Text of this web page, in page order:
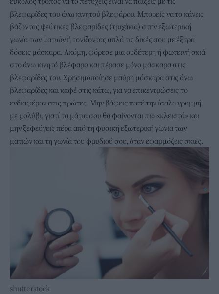
βλεφαρίδες του άνω κινητού βλεφάρου. Μπορείς να το κάνεις
βάζοντας ψεύτικες βλεφαρίδες (τριχάκια) στην εξωτερική
γωνία των ματιών ή τονίζοντας απλά τις δικές σου με έξτρα
δόσεις μάσκαρα. Ακόμη, φόρεσε μια ουδέτερη ή φωτεινή σκιά
στο άνω κινητό βλέφαρο και πέρασε μόνο μάσκαρα στις
βλεφαρίδες του. Χρησιμοποίησε μαύρη μάσκαρα στις άνω
βλεφαρίδες και καφέ στις κάτω, για να επικεντρώσεις το
ενδιαφέρον στις πρώτες. Μην βάφεις ποτέ την ίσαλο γραμμή
με μολύβι, γιατί τα μάτια σου θα φαίνονται πιο «κλειστά» και
μην ξεφεύγεις πέρα από τη φυσική εξωτερική γωνία των
ματιών και τη γωνία του φρυδιού σου, όταν εφαρμόζεις σκιές.
shutterstock